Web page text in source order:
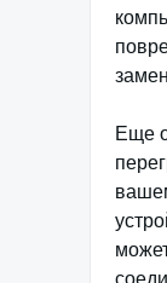
Еще